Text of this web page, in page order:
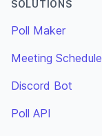
SOLUTIONS
Poll Maker
Meeting
Discord Bot
Poll API